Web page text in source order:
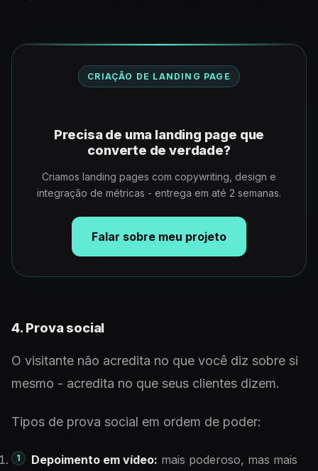
CRIAÇÃO DE LANDING PAGE
Precisa de uma landing page que
converte de verdade?
Criamos landing pages com copywriting, design e
integração de métricas - entrega em até 2 semanas.
Falar sobre meu projeto
4. Prova social
O visitante não acredita no que você diz sobre si
mesmo - acredita no que seus clientes dizem.
Tipos de prova social em ordem de poder:
Depoimento em vídeo: mais poderoso, mas mais